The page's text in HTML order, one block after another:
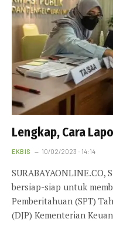
Lengkap, Cara
EKBIS 10/02/2023 - 14:14
SURABAYAONLINE.CO,
bersiap-siap untuk
Pemberitahuan (SPT)
(DJP) Kementerian